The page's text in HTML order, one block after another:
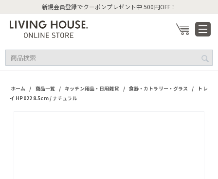
新規会員登録でクーポンプレゼント中 500円OFF！
ホーム / 商品一覧 / キッチン用品・日用雑貨 / 食器・カトラリー・グラス /
トレ
イ HP022 8.5cm / ナチュラル